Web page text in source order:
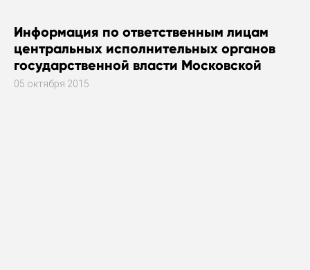
Информация по ответственным лицам
центральных исполнительных органов
государственной власти Московской
области за работу в общественных
05 октября 2015